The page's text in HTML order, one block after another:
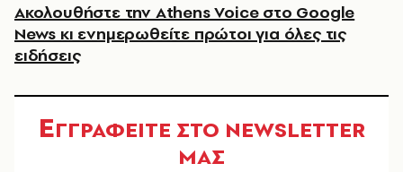
Ακολουθήστε την Athens Voice στο Google
News κι ενημερωθείτε πρώτοι για όλες τις
ειδήσεις
ΕΓΓΡΑΦΕΙΤΕ ΣΤΟ NEWSLETTER
ΜΑΣ